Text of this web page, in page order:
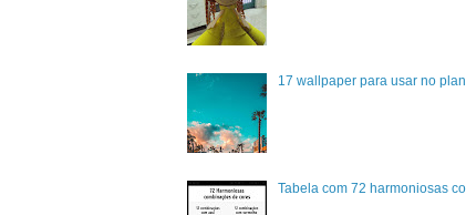
17 wallpaper para usar no
Tabela com 72 harmoniosas